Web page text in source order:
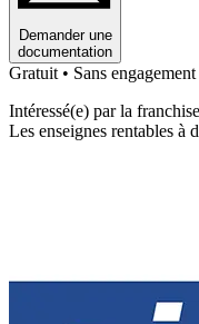
Demander une
documentation
Gratuit • Sans engagement
Intéressé(e) par la
Les enseignes rentables à